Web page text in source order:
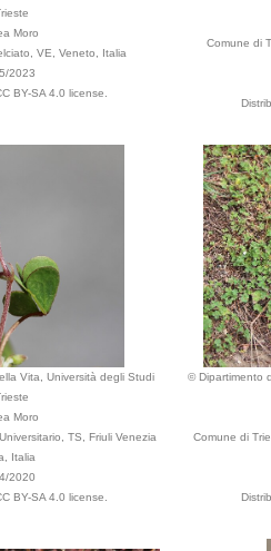
Moro
VE, Veneto, Italia
2023
BY-SA 4.0 license.
Comune di
Vita, Università degli Studi
Moro
TS, Friuli Venezia
Italia
2020
BY-SA 4.0 license.
© Dipartimento
Comune di